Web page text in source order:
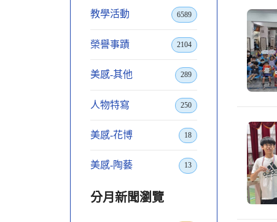
教學活動 6589
榮譽事蹟 2104
美感-其他 289
人物特寫 250
美感-花博 18
美感-陶藝 13
分月新聞瀏覽